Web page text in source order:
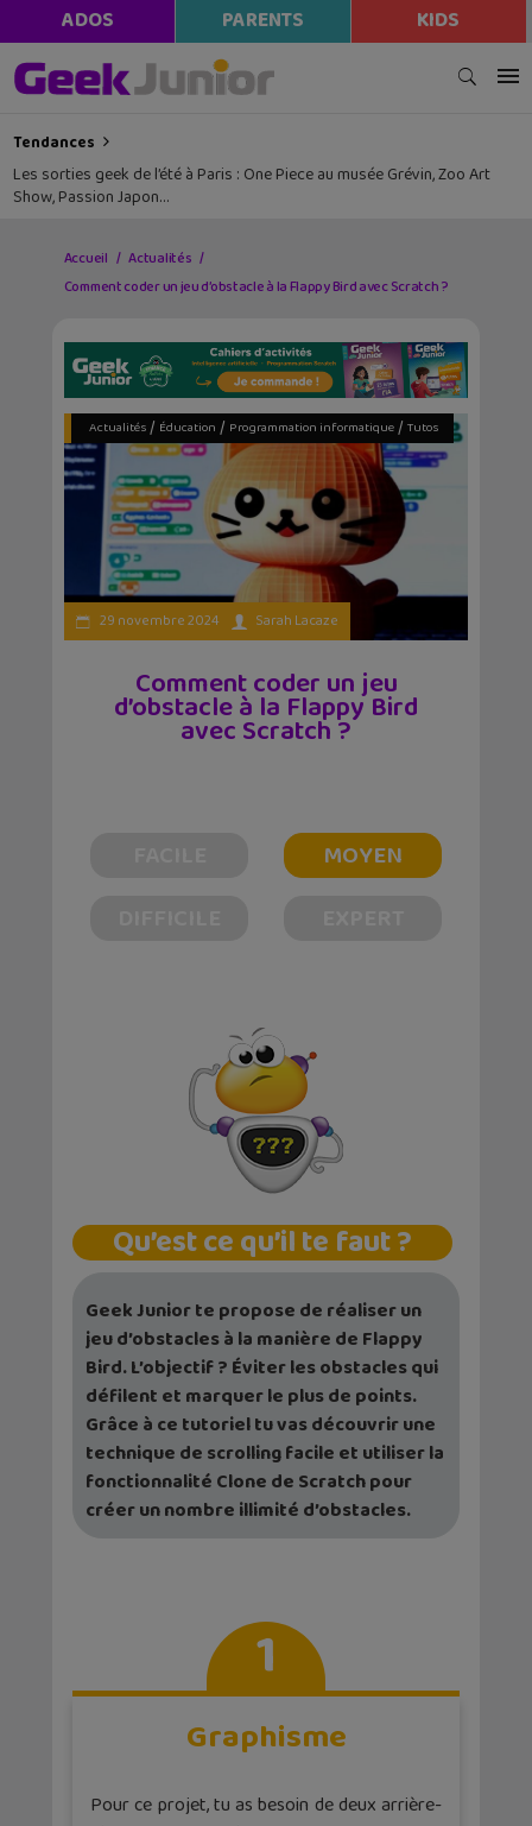
ADOS PARENTS KIDS
Tendances
Les sorties geek de l’été à Paris : One Piece au musée Grévin, Zoo Art
Show, Passion Japon…
Accueil
Actualités
Comment coder un jeu d’obstacle à la Flappy Bird avec Scratch ?
Actualités/ Éducation / Programmation informatique/ Tutos
29 novembre 2024 Sarah Lacaze
Comment coder un jeu
d’obstacle à la Flappy Bird
avec Scratch ?
MOYEN
Qu’est ce qu’il te faut ?
Geek Junior te propose de réaliser un
jeu d’obstacles à la manière de Flappy
Bird. L’objectif ? Éviter les obstacles qui
défilent et marquer le plus de points.
Grâce à ce tutoriel tu vas découvrir une
technique de scrolling facile et utiliser la
fonctionnalité Clone de Scratch pour
créer un nombre illimité d’obstacles.
1
Graphisme
Pour ce projet, tu as besoin de deux arrière-